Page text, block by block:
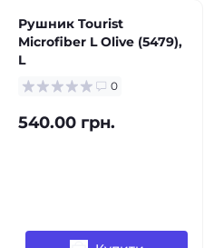
Рушник Tourist
Microfiber L Olive (5479),
L
0
540.00 грн.